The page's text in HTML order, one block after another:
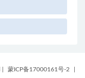
蒙ICP备17000161号-2